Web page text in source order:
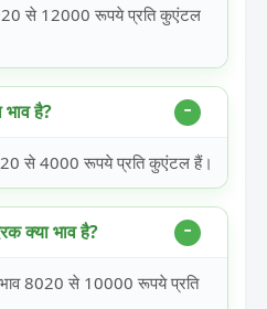
से 12000 रूपये प्रति कुएंटल
है?
से 4000 रूपये प्रति कुएंटल हैं।
क्या भाव है?
8020 से 10000 रूपये प्रति